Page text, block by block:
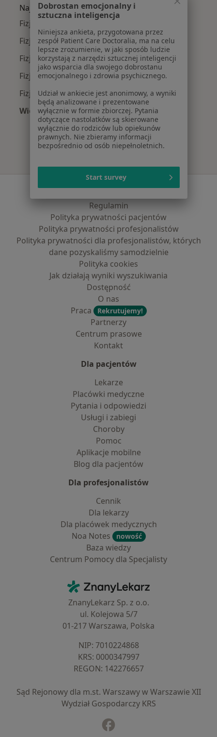
Najpopularniejsze ubezpieczenia
Fizjoterapeuci z Allianz w Krakowie
Fizjoterapeuci z Signal Iduna w Krakowie
Fizjoterapeuci z JP MEDICA w Krakowie
Fizjoterapeuci z TU Zdrowie w Krakowie
Fizjoterapeuci z Świat Zdrowia w Krakowie
Więcej (11)
Więcej w kategorii: Najpopularniejsze
Serwis
Regulamin
Polityka prywatności pacjentów
Polityka prywatności profesjonalistów
Polityka prywatności dla profesjonalistów, których
dane pozyskaliśmy samodzielnie
Polityka cookies
Jak działają wyniki wyszukiwania
Dostępność
O nas
Praca
Rekrutujemy!
Partnerzy
Centrum prasowe
Kontakt
Dla pacjentów
Lekarze
Placówki medyczne
Pytania i odpowiedzi
Usługi i zabiegi
Choroby
Pomoc
Aplikacje mobilne
Blog dla pacjentów
Dla profesjonalistów
Cennik
Dla lekarzy
Dla placówek medycznych
Noa Notes
nowość
Baza wiedzy
Centrum Pomocy dla Specjalisty
ZnanyLekarz - Strona główna
ZnanyLekarz Sp. z o.o.
ul. Kolejowa 5/7
01-217 Warszawa, Polska
NIP: ⁠7010224868
KRS: ⁠0000347997
REGON: ⁠142276657
Sąd Rejonowy dla m.st. Warszawy w Warszawie XII
Wydział Gospodarczy KRS
Dobrostan emocjonalny i
sztuczna inteligencja
Niniejsza ankieta, przygotowana przez
zespół Patient Care Doctoralia, ma na celu
lepsze zrozumienie, w jaki sposób ludzie
korzystają z narzędzi sztucznej inteligencji
jako wsparcia dla swojego dobrostanu
emocjonalnego i zdrowia psychicznego.
Udział w ankiecie jest anonimowy, a wyniki
będą analizowane i prezentowane
wyłącznie w formie zbiorczej. Pytania
dotyczące nastolatków są skierowane
wyłącznie do rodziców lub opiekunów
prawnych. Nie zbieramy informacji
bezpośrednio od osób niepełnoletnich.
Start survey